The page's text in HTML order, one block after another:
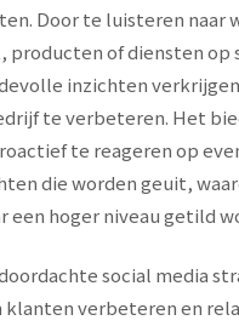
Door te luisteren naar
producten of diensten op
inzichten
te verbeteren. Het
te reageren op
die worden geuit,
een hoger niveau getild
social media
verbeteren en